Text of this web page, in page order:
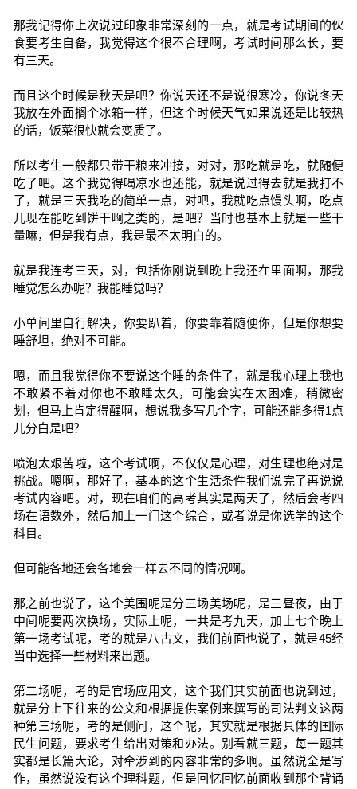
那我记得你上次说过印象非常深刻的一点，就是考试期间的伙
食要考生自备，我觉得这个很不合理啊，考试时间那么长，要
有三天。
而且这个时候是秋天是吧？你说天还不是说很寒冷，你说冬天
我放在外面搁个冰箱一样，但这个时候天气如果说还是比较热
的话，饭菜很快就会变质了。
所以考生一般都只带干粮来冲接，对对，那吃就是吃，就随便
吃了吧。这个我觉得喝凉水也还能，就是说过得去就是我打不
了，就是三天我吃的简单一点，对吧，我就吃点馒头啊，吃点
儿现在能吃到饼干啊之类的，是吧？当时也基本上就是一些干
量嘛，但是我有点，我是最不太明白的。
就是我连考三天，对，包括你刚说到晚上我还在里面啊，那我
睡觉怎么办呢？我能睡觉吗？
小单间里自行解决，你要趴着，你要靠着随便你，但是你想要
睡舒坦，绝对不可能。
嗯，而且我觉得你不要说这个睡的条件了，就是我心理上我也
不敢紧不着对你也不敢睡太久，可能会实在太困难，稍微密
划，但马上肯定得醒啊，想说我多写几个字，可能还能多得1点
儿分白是吧？
喷泡太艰苦啦，这个考试啊，不仅仅是心理，对生理也绝对是
挑战。嗯啊，那好了，基本的这个生活条件我们说完了再说说
考试内容吧。对，现在咱们的高考其实是两天了，然后会考四
场在语数外，然后加上一门这个综合，或者说是你选学的这个
科目。
但可能各地还会各地会一样去不同的情况啊。
那之前也说了，这个美围呢是分三场美场呢，是三昼夜，由于
中间呢要两次换场，实际上呢，一共是考九天，加上七个晚上
第一场考试呢，考的就是八古文，我们前面也说了，就是45经
当中选择一些材料来出题。
第二场呢，考的是官场应用文，这个我们其实前面也说到过，
就是分上下往来的公文和根据提供案例来撰写的司法判文这两
种第三场呢，考的是侧问，这个呢，其实就是根据具体的国际
民生问题，要求考生给出对策和办法。别看就三题，每一题其
实都是长篇大论，对牵涉到的内容非常的多啊。虽然说全是写
作，虽然说没有这个理科题，但是回忆回忆前面收到那个背诵